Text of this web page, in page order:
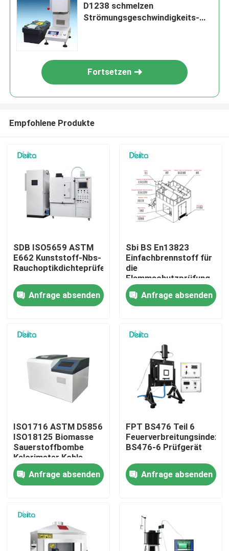
Zu Hause
Produkte
Werksbesichtigung
Kontakt mit uns
Bitte um ein Angebot
Elektrisches Testgerät
Brandprüfgeräte
D1238 schmelzen
Strömungsgeschwindigkeits-
Fortsetzen
Empfohlene Produkte
SDB ISO5659 ASTM
E662 Kunststoff-Nbs-
Rauchoptikdichteprüfer
Anfrage absenden
Sbi BS En13823
Einfachbrennstoff für
die
Flammschutzprüfung
Anfrage absenden
ISO1716 ASTM D5856
ISO18125 Biomasse
Sauerstoffbombe
Kalorimeter Kohle
Kalorifizierungswert
TesterAnfrage absenden
FPT BS476 Teil 6
Feuerverbreitungsindex
BS476-6 Prüfgerät
Anfrage absenden